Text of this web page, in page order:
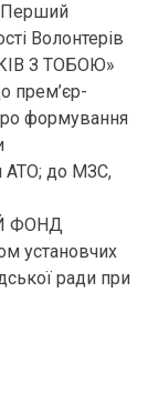
Перший
Волонтерів
З ТОБОЮ»
прем’єр-
формування
АТО; до МЗС,
ФОНД
установчих
ради при